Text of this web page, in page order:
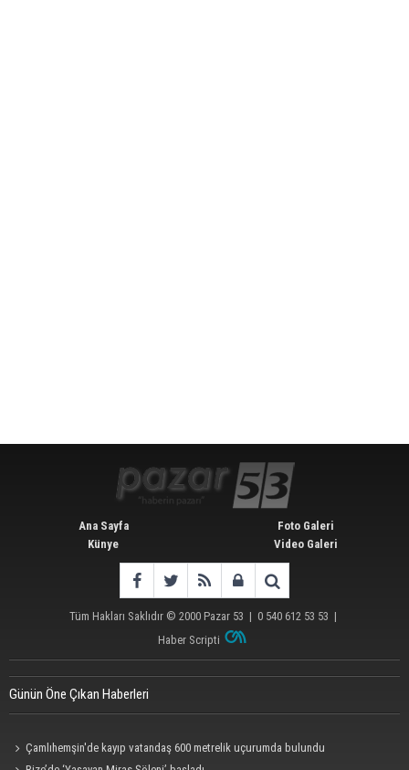
Ana Sayfa
Künye
Foto Galeri
Video Galeri
Tüm Hakları Saklıdır © 2000 Pazar 53 | 0 540 612 53 53 |
Haber Scripti
Günün Öne Çıkan Haberleri
Çamlıhemşin'de kayıp vatandaş 600 metrelik uçurumda bulundu